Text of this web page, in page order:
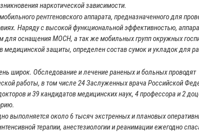
наркотической зависимости.
рентгеновского аппарата, предназначенного для
Наряду с высокой функциональной эффективностью,
для оснащения МОСН, а так же мобильных групп окружных
защиты, определен состав сумок и укладок для
широк. Обследование и лечение раненых и больных проводят
работы, в том числе 24 Заслуженных врача Российской
и 39 кандидатов медицинских наук, 4 профессора и 2
выполняется около 6 тысяч экстренных и плановых
терапии, анестезиологии и реанимации ежегодно